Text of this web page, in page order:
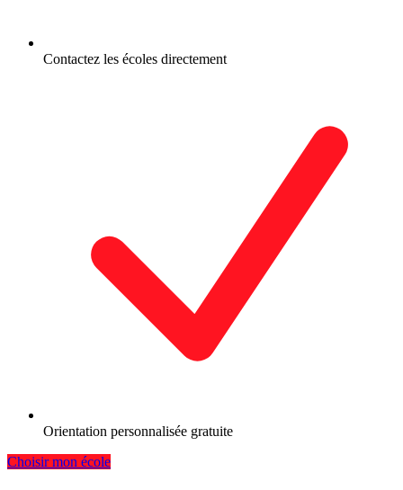
Contactez les écoles directement
Orientation personnalisée gratuite
Choisir mon école